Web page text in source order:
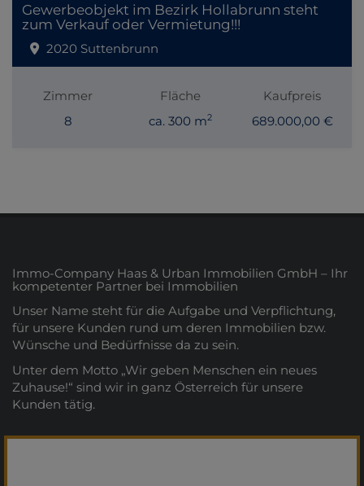
Gewerbeobjekt im Bezirk Hollabrunn steht
zum Verkauf oder Vermietung!!!
2020 Suttenbrunn
Zimmer
8
Fläche
ca. 300 m2
Kaufpreis
689.000,00 €
Immo-Company Haas & Urban Immobilien GmbH – Ihr
kompetenter Partner bei Immobilien
Unser Name steht für die Aufgabe und Verpflichtung,
für unsere Kunden rund um deren Immobilien bzw.
Wünsche und Bedürfnisse da zu sein.
Unter dem Motto „Wir geben Menschen ein neues
Zuhause!“ sind wir in ganz Österreich für unsere
Kunden tätig.